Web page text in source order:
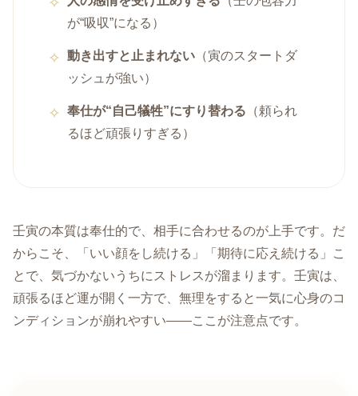
が“吸収”になる）
動き出すと止まれない （寅のスタートダ
ッシュが強い）
奉仕が“自己犠牲”にすり替わる （頼られ
るほど頑張りすぎる）
壬寅の本質は奉仕的で、相手に合わせるのが上手です。だ
からこそ、「いい顔をし続ける」「期待に応え続ける」こ
とで、気づかないうちにストレスが溜まります。壬寅は、
頑張るほど運が開く一方で、無理をすると一気に心身のコ
ンディションが崩れやすい——ここが注意点です。